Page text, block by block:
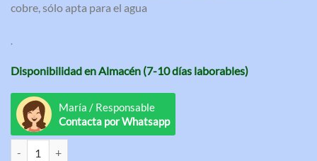
cobre, sólo apta para el agua
.
Disponibilidad en Almacén (7-10 días laborables)
María / Responsable
Contacta por Whatsapp